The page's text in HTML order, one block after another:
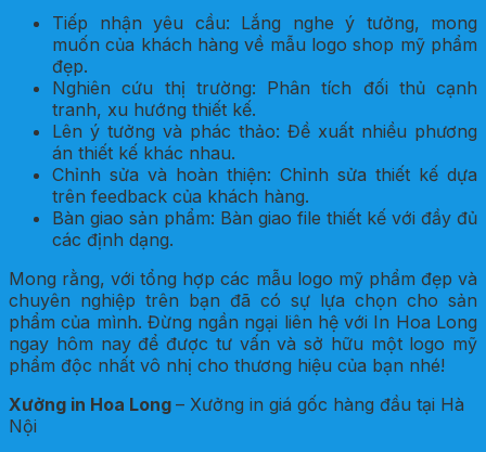
Tiếp nhận yêu cầu: Lắng nghe ý tưởng, mong
muốn của khách hàng về mẫu logo shop mỹ phẩm
đẹp.
Nghiên cứu thị trường: Phân tích đối thủ cạnh
tranh, xu hướng thiết kế.
Lên ý tưởng và phác thảo: Đề xuất nhiều phương
án thiết kế khác nhau.
Chỉnh sửa và hoàn thiện: Chỉnh sửa thiết kế dựa
trên feedback của khách hàng.
Bàn giao sản phẩm: Bàn giao file thiết kế với đầy đủ
các định dạng.
Mong rằng, với tổng hợp các mẫu logo mỹ phẩm đẹp và
chuyên nghiệp trên bạn đã có sự lựa chọn cho sản
phẩm của mình. Đừng ngần ngại liên hệ với In Hoa Long
ngay hôm nay để được tư vấn và sở hữu một logo mỹ
phẩm độc nhất vô nhị cho thương hiệu của bạn nhé!
Xưởng in Hoa Long – Xưởng in giá gốc hàng đầu tại Hà
Nội